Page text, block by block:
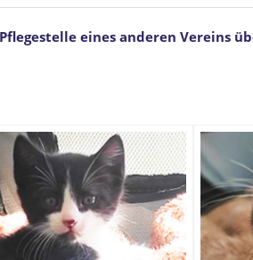
eines anderen Vereins